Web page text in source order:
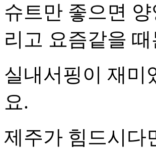
슈트만 좋으면
리고 요즘같을
실내서핑이 재미
요.
제주가 힘드시다